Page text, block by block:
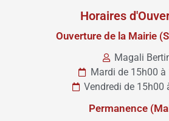
Horaires
Ouverture de la Mairie
Magali
Mardi de 15h00 à
Vendredi de 15h00
Permanence